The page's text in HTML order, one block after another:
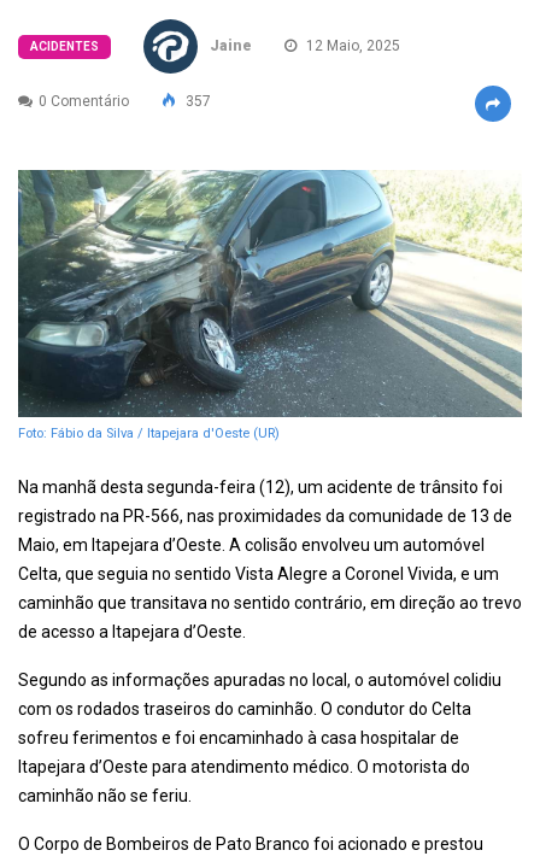
ACIDENTES Jaine 12 Maio, 2025
0 Comentário 357
Foto: Fábio da Silva / Itapejara d'Oeste (UR)
Na manhã desta segunda-feira (12), um acidente de trânsito foi
registrado na PR-566, nas proximidades da comunidade de 13 de
Maio, em Itapejara d’Oeste. A colisão envolveu um automóvel
Celta, que seguia no sentido Vista Alegre a Coronel Vivida, e um
caminhão que transitava no sentido contrário, em direção ao trevo
de acesso a Itapejara d’Oeste.
Segundo as informações apuradas no local, o automóvel colidiu
com os rodados traseiros do caminhão. O condutor do Celta
sofreu ferimentos e foi encaminhado à casa hospitalar de
Itapejara d’Oeste para atendimento médico. O motorista do
caminhão não se feriu.
O Corpo de Bombeiros de Pato Branco foi acionado e prestou